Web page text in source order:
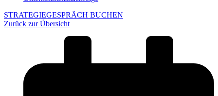
STRATEGIEGESPRÄCH BUCHEN
Zurück zur Übersicht